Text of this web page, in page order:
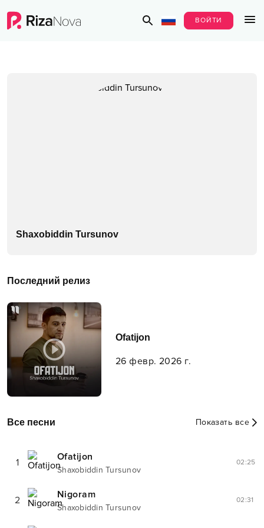
ВОЙТИ
Shaxobiddin Tursunov
Последний релиз
Ofatijon
26 февр. 2026 г.
Все песни Показать все
1 Ofatijon
Shaxobiddin Tursunov
02:25
2 Nigoram
Shaxobiddin Tursunov
02:31